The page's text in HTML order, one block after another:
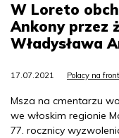
W Loreto
Ankony przez
Władysława
17.07.2021 Polacy na
Msza na cmentarzu
we włoskim regionie
77. rocznicy